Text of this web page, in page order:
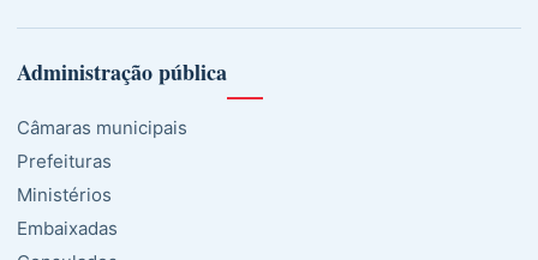
Administração pública
Câmaras municipais
Prefeituras
Ministérios
Embaixadas